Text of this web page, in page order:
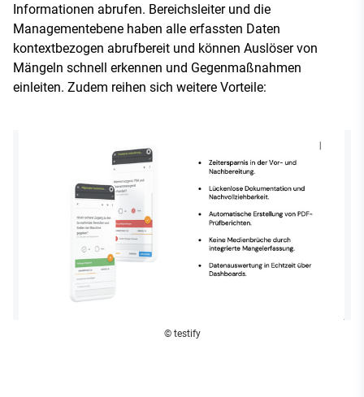
Informationen abrufen. Bereichsleiter und die
Managementebene haben alle erfassten Daten
kontextbezogen abrufbereit und können Auslöser von
Mängeln schnell erkennen und Gegenmaßnahmen
einleiten. Zudem reihen sich weitere Vorteile:
© testify